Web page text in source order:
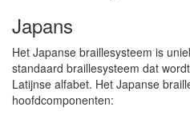
Japans
Het Japanse braillesysteem is
standaard braillesysteem dat
Latijnse alfabet. Het Japanse
hoofdcomponenten: